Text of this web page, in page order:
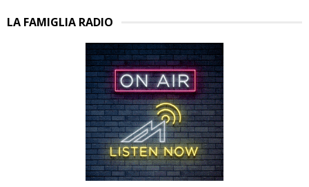
LA FAMIGLIA RADIO